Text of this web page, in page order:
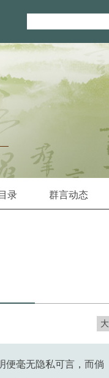
录 群言动态
大
便毫无隐私可言，而倘